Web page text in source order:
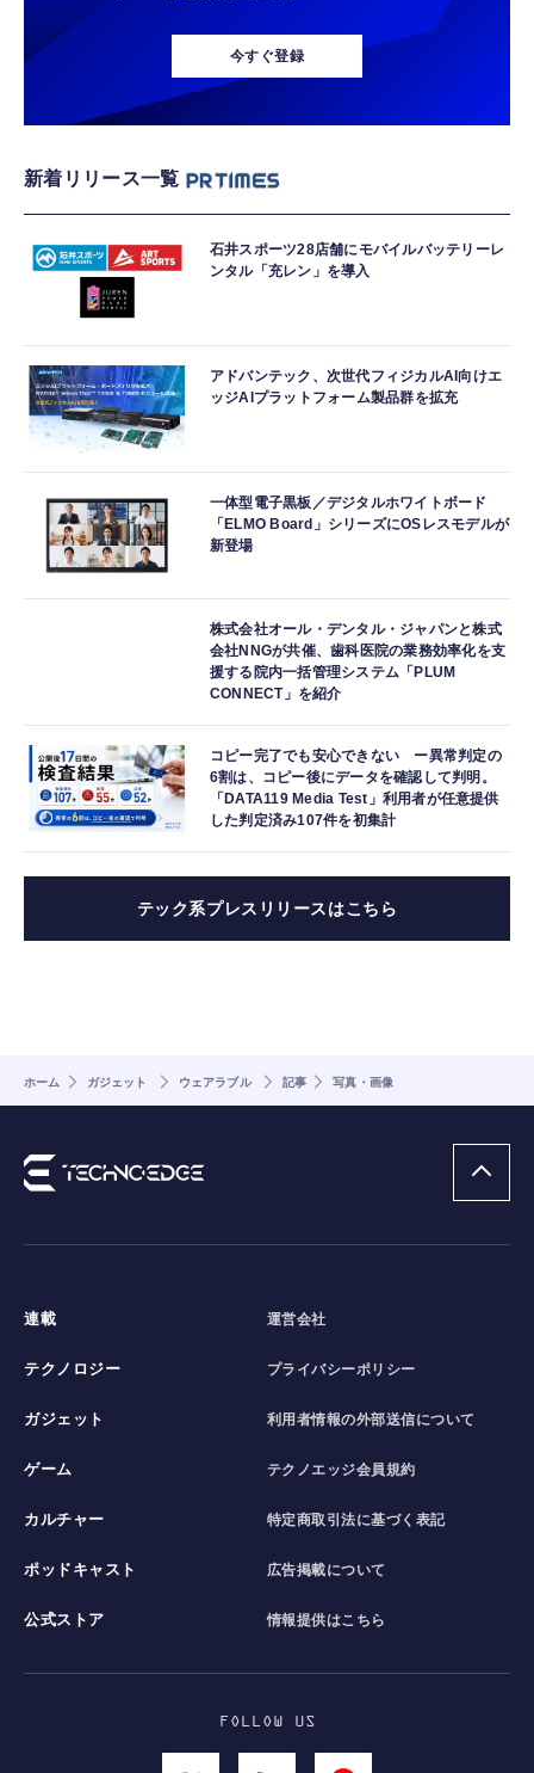
今すぐ登録
新着リリース一覧
石井スポーツ28店舗にモバイルバッテリーレ
ンタル「充レン」を導入
アドバンテック、次世代フィジカルAI向けエ
ッジAIプラットフォーム製品群を拡充
一体型電子黒板／デジタルホワイトボード
「ELMO Board」シリーズにOSレスモデルが
新登場
株式会社オール・デンタル・ジャパンと株式
会社NNGが共催、歯科医院の業務効率化を支
援する院内一括管理システム「PLUM
CONNECT」を紹介
コピー完了でも安心できない ー異常判定の
6割は、コピー後にデータを確認して判明。
「DATA119 Media Test」利用者が任意提供
した判定済み107件を初集計
テック系プレスリリースはこちら
ホーム ガジェット ウェアラブル 記事 写真・画像
連載
テクノロジー
ガジェット
ゲーム
カルチャー
ポッドキャスト
公式ストア
運営会社
プライバシーポリシー
利用者情報の外部送信について
テクノエッジ会員規約
特定商取引法に基づく表記
広告掲載について
情報提供はこちら
FOLLOW US